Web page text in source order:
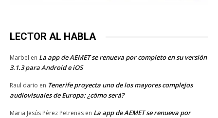
LECTOR AL HABLA
Marbel en La app de AEMET se renueva por completo en su versión
3.1.3 para Android e iOS
Raul dario en Tenerife proyecta uno de los mayores complejos
audiovisuales de Europa: ¿cómo será?
Maria Jesús Pérez Petreñas en La app de AEMET se renueva por